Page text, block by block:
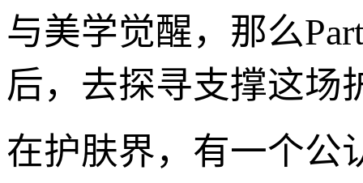
与美学觉醒，那么
后，去探寻支撑这场
在护肤界，有一个公